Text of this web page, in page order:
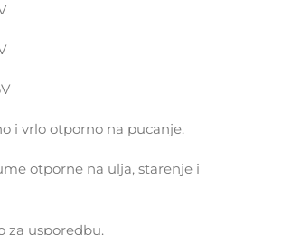
i vrlo otporno na pucanje.
otporne na ulja, starenje i
za usporedbu.